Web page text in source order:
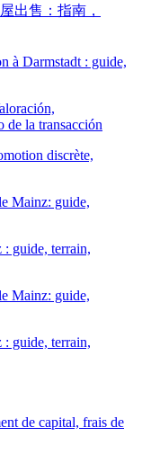
à Darmstadt : guide,
discrète,
: guide, terrain,
: guide, terrain,
de capital, frais de